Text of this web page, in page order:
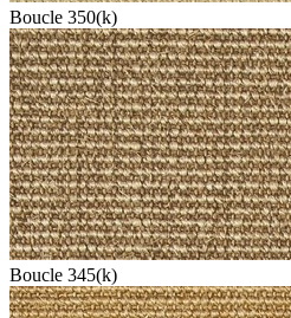
Boucle 350(k)
Boucle 345(k)